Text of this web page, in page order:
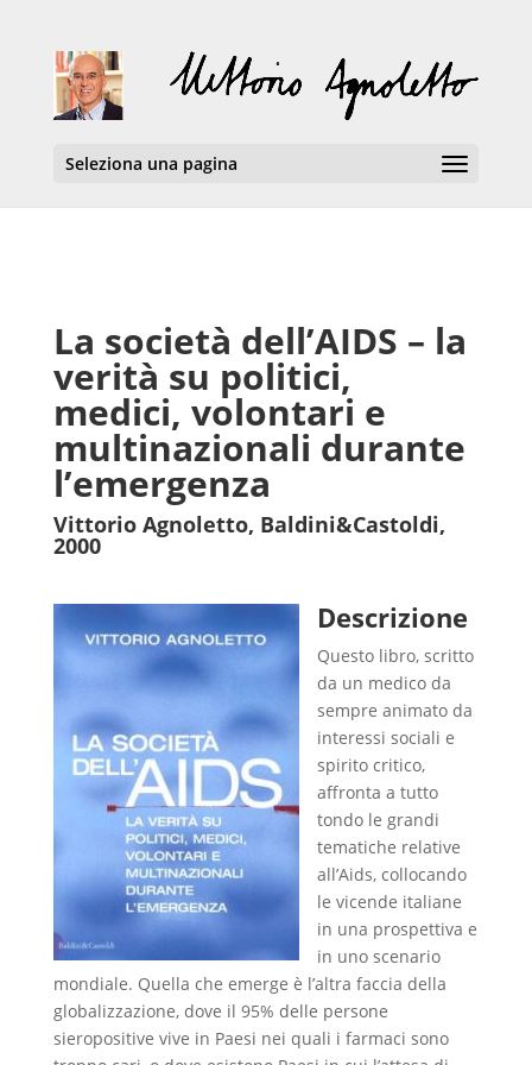
Seleziona una pagina
La società dell’AIDS – la
verità su politici,
medici, volontari e
multinazionali durante
l’emergenza
Vittorio Agnoletto, Baldini&Castoldi,
2000
Descrizione
Questo libro, scritto
da un medico da
sempre animato da
interessi sociali e
spirito critico,
affronta a tutto
tondo le grandi
tematiche relative
all’Aids, collocando
le vicende italiane
in una prospettiva e
in uno scenario
mondiale. Quella che emerge è l’altra faccia della
globalizzazione, dove il 95% delle persone
sieropositive vive in Paesi nei quali i farmaci sono